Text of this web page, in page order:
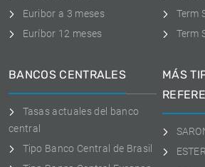
Euribor a 3 meses
Euríbor 12 meses
Term
Term
BANCOS CENTRALES
Tasas actuales del banco
central
Tipo Banco Central de Brasil
MÁS
ESTER